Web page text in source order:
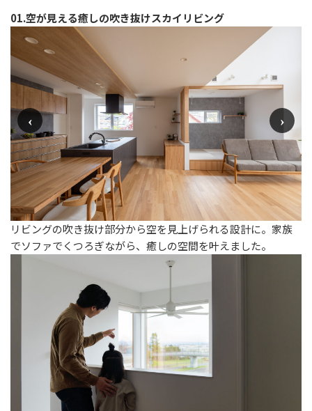
01.空が見える癒しの吹き抜けスカイリビング
リビングの吹き抜け部分から空を見上げられる設計に。家族
でソファでくつろぎながら、癒しの空間を叶えました。